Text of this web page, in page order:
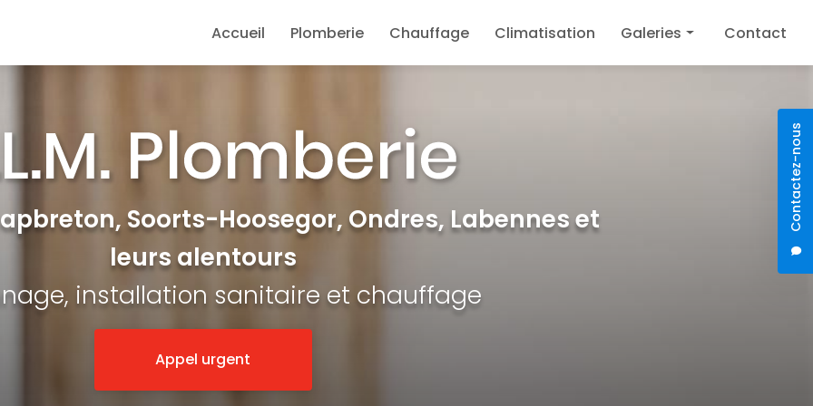
Contactez-nous
Accueil
Plomberie Chauffage Climatisation Galeries Contact
Soorts-Hoosegor, Ondres, Labennes et
leurs alentours
installation sanitaire et chauffage
Appel urgent